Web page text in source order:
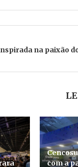
na paixão
com a